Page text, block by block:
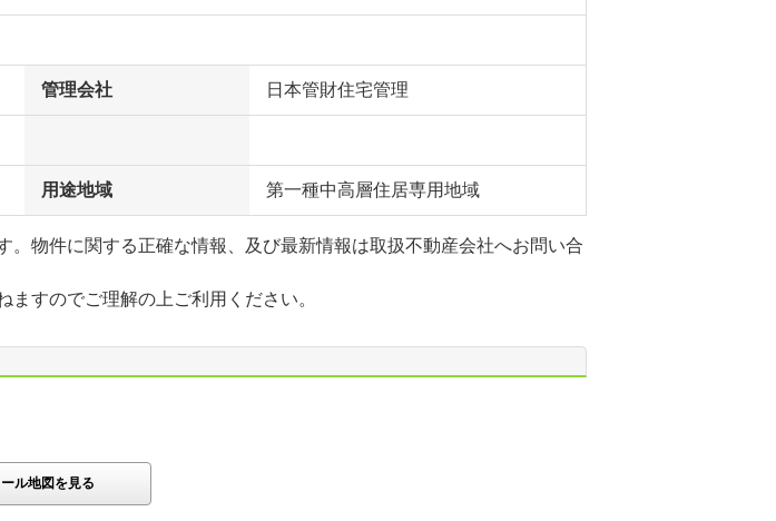
管理会社 日本管財住宅管理
用途地域 第一種中高層住居専用地域
。物件に関する正確な情報、及び最新情報は取扱不動産会社へお問い合
すのでご理解の上ご利用ください。
ル地図を見る